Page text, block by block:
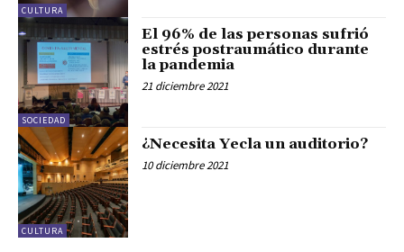
CULTURA
SOCIEDAD
El 96% de las personas sufrió
estrés postraumático durante
la pandemia
21 diciembre 2021
CULTURA
¿Necesita Yecla un auditorio?
10 diciembre 2021